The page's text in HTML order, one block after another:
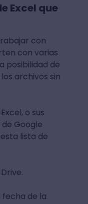
Excel que
con
con varias
posibilidad de
archivos sin
o sus
Google
lista de
fecha de la